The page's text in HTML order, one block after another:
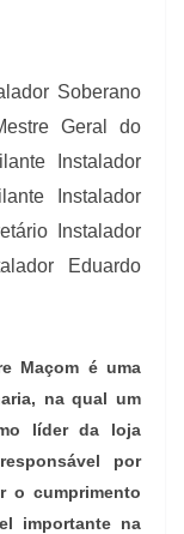
Soberano
Geral do
Instalador
Instalador
Instalador
Eduardo
Maçom é uma
na qual um
líder da loja
por
o cumprimento
importante na